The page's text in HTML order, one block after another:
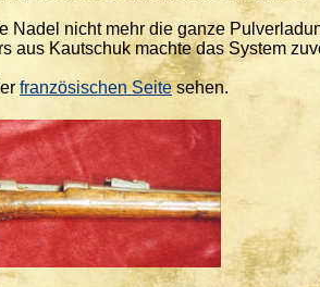
nicht mehr die ganze
aus Kautschuk machte das System
französischen Seitesehen.